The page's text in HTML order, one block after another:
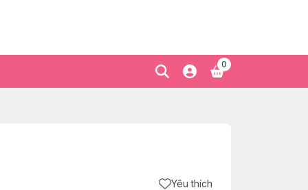
0
Yêu thích